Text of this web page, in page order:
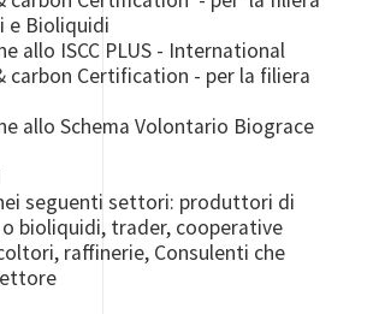
e Bioliquidi
allo ISCC PLUS - International
carbon Certification - per la filiera
allo Schema Volontario Biograce
seguenti settori: produttori di
bioliquidi, trader, cooperative
raffinerie, Consulenti che